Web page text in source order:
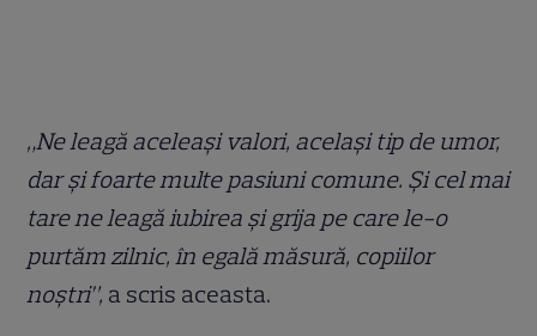
„Ne leagă aceleași valori, același tip de umor,
dar și foarte multe pasiuni comune. Și cel mai
tare ne leagă iubirea și grija pe care le-o
purtăm zilnic, în egală măsură, copiilor
noștri”, a scris aceasta.